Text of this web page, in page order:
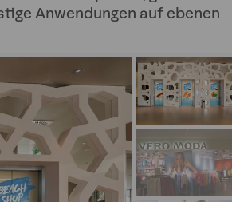
Anwendungen auf ebenen